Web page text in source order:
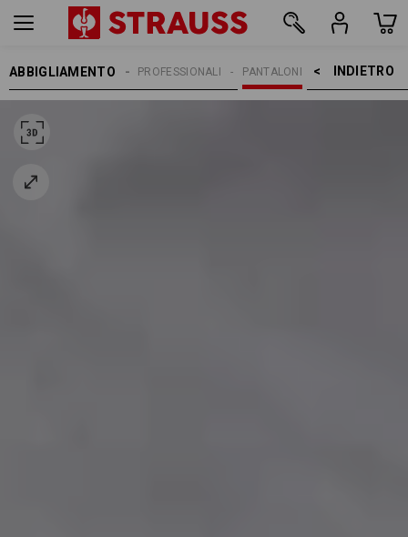
ABBIGLIAMENTO INDIETRO    >
PANTALONI
PANTALONI PROFESSIONALI